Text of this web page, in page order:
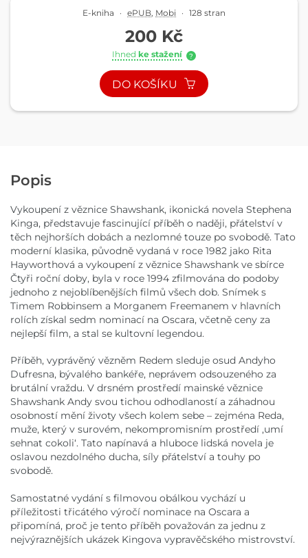
E-kniha · ePUB Mobi · 128 stran
200 Kč
Ihned ke stažení ?
DO KOŠÍKU
Popis
Vykoupení z věznice Shawshank, ikonická novela Stephena
Kinga, představuje fascinující příběh o naději, přátelství v
těch nejhorších dobách a nezlomné touze po svobodě. Tato
moderní klasika, původně vydaná v roce 1982 jako Rita
Hayworthová a vykoupení z věznice Shawshank ve sbírce
Čtyři roční doby, byla v roce 1994 zfilmována do podoby
jednoho z nejoblíbenějších filmů všech dob. Snímek s
Timem Robbinsem a Morganem Freemanem v hlavních
rolích získal sedm nominací na Oscara, včetně ceny za
nejlepší film, a stal se kultovní legendou.
Příběh, vyprávěný vězněm Redem sleduje osud Andyho
Dufresna, bývalého bankéře, neprávem odsouzeného za
brutální vraždu. V drsném prostředí mainské věznice
Shawshank Andy svou tichou odhodlaností a záhadnou
osobností mění životy všech kolem sebe – zejména Reda,
muže, který v surovém, nekompromisním prostředí ,umí
sehnat cokoli‘. Tato napínavá a hluboce lidská novela je
oslavou nezdolného ducha, síly přátelství a touhy po
svobodě.
Samostatné vydání s filmovou obálkou vychází u
příležitosti třicátého výročí nominace na Oscara a
připomíná, proč je tento příběh považován za jednu z
nejvýraznějších ukázek Kingova vypravěčského mistrovství.